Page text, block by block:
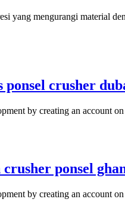
yang mengurangi material
ponsel crusher
by creating an account
ponsel
by creating an account